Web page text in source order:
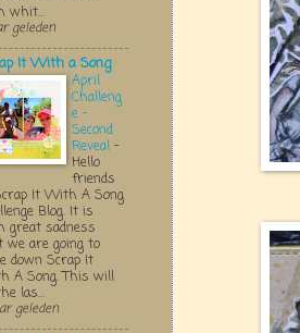
whit...
geleden
It With a Song
April
Challeng
e -
Second
Reveal -
Hello
friends
It With A Song
Blog. It is
great sadness
we are going to
down Scrap It
A Song. This will
las...
geleden